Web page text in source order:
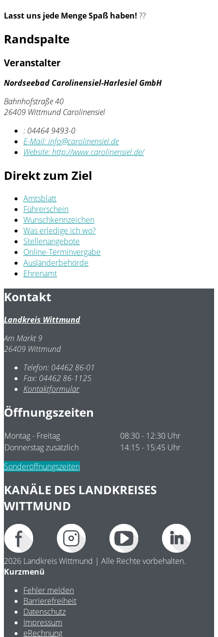
Lasst uns jede Menge Spaß haben! ??
Randspalte
Veranstalter
Nordseebad Carolinensiel-Harlesiel GmbH
Bahnhofstraße 40
26409 Wittmund Carolinensiel
: 04464 9493-0
E-Mail:info@carolinensiel.de
Website:http://www.carolinensiel.de/
Direkt zum Ziel
Amtsblatt
Führerschein
Wunschkennzeichen
Was erledige ich wo?
Stellenangebote
Online-Terminvergabe
Ausländerbehörde
Ehrenamt
Kontakt
Landkreis Wittmund
Am Markt 9
26409 Wittmund
Telefon: 04462 86-01
Fax: 04462 86-1125
Kontaktformular
Öffnungszeiten
Montag - Freitag
08:30 - 12:30 Uhr
Donnerstag zusätzlich
14:15 - 15:45 Uhr
Sonderöffnungszeiten
KANÄLE DES LANDKREISES
WITTMUND
2026 Landkreis Wittmund | Alle Rechte vorbehalten.
Kurzmenü
Fehler melden
Barrierefreiheit
Datenschutz
Impressum
eRechnung